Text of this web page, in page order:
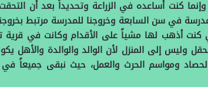
كنت أساعده في الزراعة وتحديداً بعد أن التحقت
في سن السابعة وخروجنا للمدرسة مرتبط
كنت أذهب لها مشياً على الأقدام وكانت في قرية
وليس إلى المنزل لأن الوالد والوالدة والأهل
ومواسم الحرث والعمل، حيث نبقى جميعاً